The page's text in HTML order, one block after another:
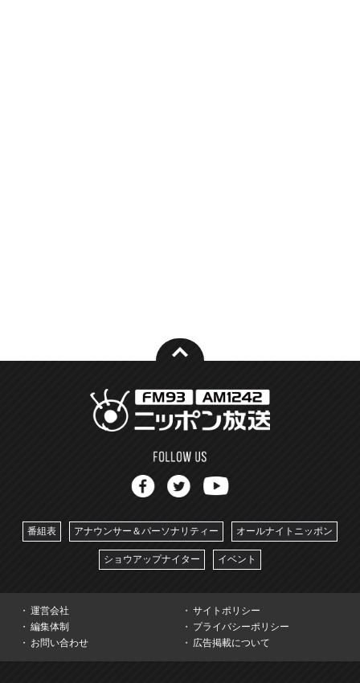
番組表 アナウンサー＆パーソナリティー オールナイトニッポン
ショウアップナイター イベント
運営会社
サイトポリシー
編集体制
プライバシーポリシー
お問い合わせ
広告掲載について